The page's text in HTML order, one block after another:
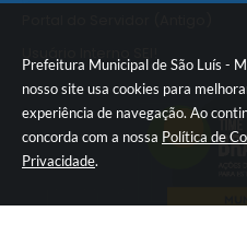
Prefeitura Municipal de São Luís -
nosso site usa cookies para
experiência de navegação. Ao
concorda com a nossa Política de
Privacidade.
SISCON
1doc Legado
Portal do Segurado